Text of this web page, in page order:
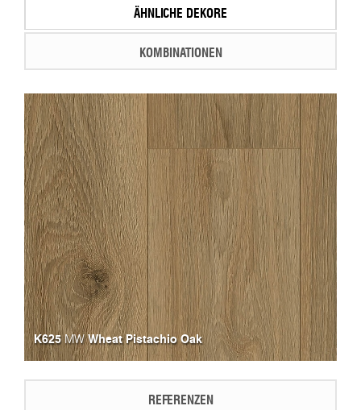
ÄHNLICHE DEKORE
KOMBINATIONEN
K625MWWheat Pistachio Oak
REFERENZEN